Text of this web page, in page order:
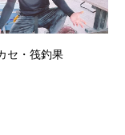
セ・筏釣果